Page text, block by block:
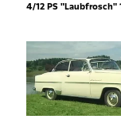
4/12 PS "Laubfrosch"